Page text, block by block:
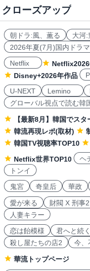
クローズアップ
朝ドラ:風、薫る 大河:
2026年夏(7月)国内ドラ
Netflix
Disney+2026年作品
U-NEXT
Lemino
グローバル視点で読む韓
【最新8月】韓国でス
韓流再現レポ(取材)
韓国TV視聴率TOP10
Netflix世界TOP10
ヘ
トンイ
鬼宮
奇皇后 華政
愛が来る 財閥 X 刑事2
人妻キラー
恋は飴模様
君へと続
殺し屋たちの店2
今、
華流トップページ